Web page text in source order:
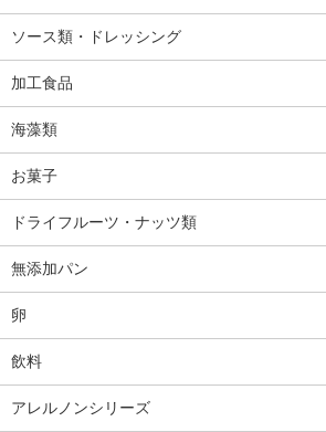
ソース類・ドレッシング
加工食品
海藻類
お菓子
ドライフルーツ・ナッツ類
無添加パン
卵
飲料
アレルノンシリーズ